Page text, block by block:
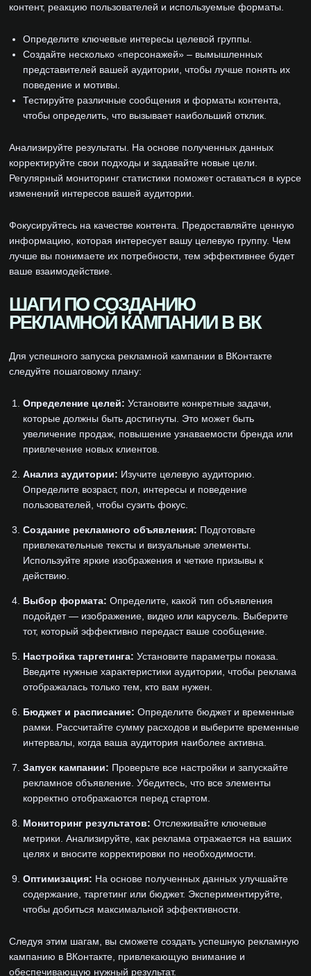
контент, реакцию пользователей и используемые форматы.
Определите ключевые интересы целевой группы.
Создайте несколько «персонажей» – вымышленных
представителей вашей аудитории, чтобы лучше понять их
поведение и мотивы.
Тестируйте различные сообщения и форматы контента,
чтобы определить, что вызывает наибольший отклик.
Анализируйте результаты. На основе полученных данных
корректируйте свои подходы и задавайте новые цели.
Регулярный мониторинг статистики поможет оставаться в курсе
изменений интересов вашей аудитории.
Фокусируйтесь на качестве контента. Предоставляйте ценную
информацию, которая интересует вашу целевую группу. Чем
лучше вы понимаете их потребности, тем эффективнее будет
ваше взаимодействие.
ШАГИ ПО СОЗДАНИЮ
РЕКЛАМНОЙ КАМПАНИИ В ВК
Для успешного запуска рекламной кампании в ВКонтакте
следуйте пошаговому плану:
Определение целей: Установите конкретные задачи,
которые должны быть достигнуты. Это может быть
увеличение продаж, повышение узнаваемости бренда или
привлечение новых клиентов.
Анализ аудитории: Изучите целевую аудиторию.
Определите возраст, пол, интересы и поведение
пользователей, чтобы сузить фокус.
Создание рекламного объявления: Подготовьте
привлекательные тексты и визуальные элементы.
Используйте яркие изображения и четкие призывы к
действию.
Выбор формата: Определите, какой тип объявления
подойдет — изображение, видео или карусель. Выберите
тот, который эффективно передаст ваше сообщение.
Настройка таргетинга: Установите параметры показа.
Введите нужные характеристики аудитории, чтобы реклама
отображалась только тем, кто вам нужен.
Бюджет и расписание: Определите бюджет и временные
рамки. Рассчитайте сумму расходов и выберите временные
интервалы, когда ваша аудитория наиболее активна.
Запуск кампании: Проверьте все настройки и запускайте
рекламное объявление. Убедитесь, что все элементы
корректно отображаются перед стартом.
Мониторинг результатов: Отслеживайте ключевые
метрики. Анализируйте, как реклама отражается на ваших
целях и вносите корректировки по необходимости.
Оптимизация: На основе полученных данных улучшайте
содержание, таргетинг или бюджет. Экспериментируйте,
чтобы добиться максимальной эффективности.
Следуя этим шагам, вы сможете создать успешную рекламную
кампанию в ВКонтакте, привлекающую внимание и
обеспечивающую нужный результат.